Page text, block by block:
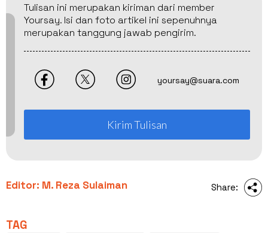
Tulisan ini merupakan kiriman dari member
Yoursay. Isi dan foto artikel ini sepenuhnya
merupakan tanggung jawab pengirim.
yoursay@suara.com
Kirim Tulisan
Editor: M. Reza Sulaiman Share:
TAG